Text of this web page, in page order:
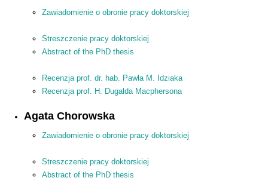
Zawiadomienie o obronie pracy doktorskiej
Streszczenie pracy doktorskiej
Abstract of the PhD thesis
Recenzja prof. dr. hab. Pawła M. Idziaka
Recenzja prof. H. Dugalda Macphersona
Agata Chorowska
Zawiadomienie o obronie pracy doktorskiej
Streszczenie pracy doktorskiej
Abstract of the PhD thesis